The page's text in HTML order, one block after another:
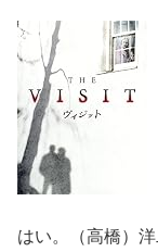
はい。（高橋）